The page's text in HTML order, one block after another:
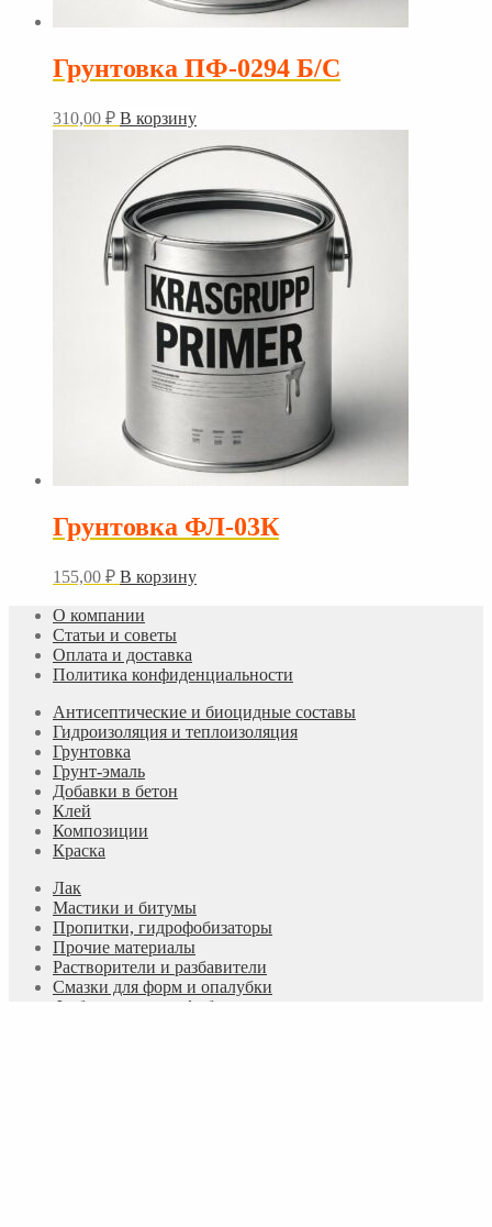
Грунтовка ПФ-0294 Б/С
310,00 ₽ В корзину
Грунтовка ФЛ-03К
155,00 ₽ В корзину
О компании
Статьи и советы
Оплата и доставка
Политика конфиденциальности
Антисептические и биоцидные составы
Гидроизоляция и теплоизоляция
Грунтовка
Грунт-эмаль
Добавки в бетон
Клей
Композиции
Краска
Лак
Мастики и битумы
Пропитки, гидрофобизаторы
Прочие материалы
Растворители и разбавители
Смазки для форм и опалубки
Фиброволокно и фибра